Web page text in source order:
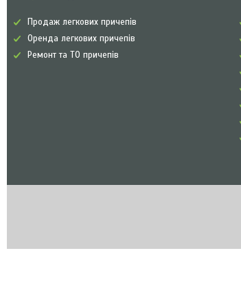
Продаж легкових причепів
Оренда легкових причепів
Ремонт та ТО причепів